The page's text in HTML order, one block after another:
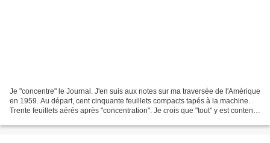
Je "concentre" le Journal. J'en suis aux notes sur ma traversée de l'Amérique
en 1959. Au départ, cent cinquante feuillets compacts tapés à la machine.
Trente feuillets aérés après "concentration". Je crois que "tout" y est contenu,